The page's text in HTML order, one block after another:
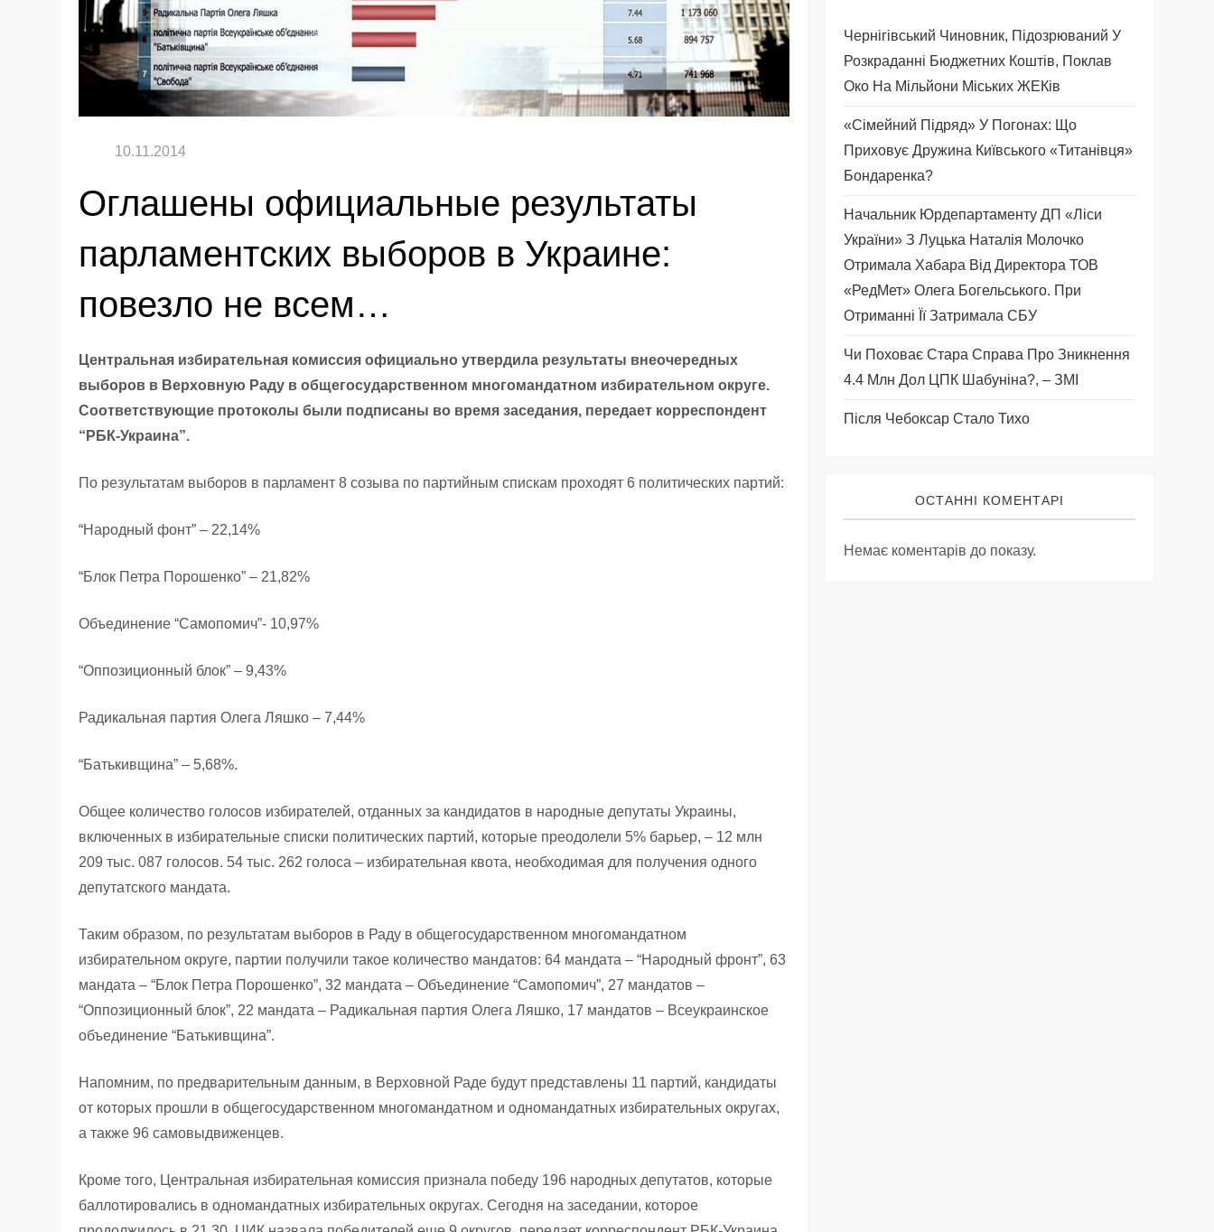
Оглашены официальные результаты
парламентских выборов в Украине:
повезло не всем…
Центральная избирательная комиссия официально утвердила результаты внеочередных
выборов в Верховную Раду в общегосударственном многомандатном избирательном округе.
Соответствующие протоколы были подписаны во время заседания, передает корреспондент
“РБК-Украина”.
По результатам выборов в парламент 8 созыва по партийным спискам проходят 6 политических партий:
“Народный фонт” – 22,14%
“Блок Петра Порошенко” – 21,82%
Объединение “Самопомич”- 10,97%
“Оппозиционный блок” – 9,43%
Радикальная партия Олега Ляшко – 7,44%
“Батькивщина” – 5,68%.
Общее количество голосов избирателей, отданных за кандидатов в народные депутаты Украины,
включенных в избирательные списки политических партий, которые преодолели 5% барьер, – 12 млн
209 тыс. 087 голосов. 54 тыс. 262 голоса – избирательная квота, необходимая для получения одного
депутатского мандата.
Таким образом, по результатам выборов в Раду в общегосударственном многомандатном
избирательном округе, партии получили такое количество мандатов: 64 мандата – “Народный фронт”, 63
мандата – “Блок Петра Порошенко”, 32 мандата – Объединение “Самопомич”, 27 мандатов –
“Оппозиционный блок”, 22 мандата – Радикальная партия Олега Ляшко, 17 мандатов – Всеукраинское
объединение “Батькивщина”.
Напомним, по предварительным данным, в Верховной Раде будут представлены 11 партий, кандидаты
от которых прошли в общегосударственном многомандатном и одномандатных избирательных округах,
а также 96 самовыдвиженцев.
Кроме того, Центральная избирательная комиссия признала победу 196 народных депутатов, которые
баллотировались в одномандатных избирательных округах. Сегодня на заседании, которое
Чернігівський Чиновник, Підозрюваний У
Розкраданні Бюджетних Коштів, Поклав
Око На Мільйони Міських ЖЕКів
«Сімейний Підряд» У Погонах: Що
Приховує Дружина Київського «титанівця»
Бондаренка?
Начальник Юрдепартаменту ДП «Ліси
України» З Луцька Наталія Молочко
Отримала Хабара Від Директора ТОВ
«РедМет» Олега Богельського. При
Отриманні Її Затримала СБУ
Чи Поховає Стара Справа Про Зникнення
4.4 Млн Дол ЦПК Шабуніна?, – ЗМІ
Після Чебоксар Стало Тихо
ОСТАННІ КОМЕНТАРІ
Немає коментарів до показу.